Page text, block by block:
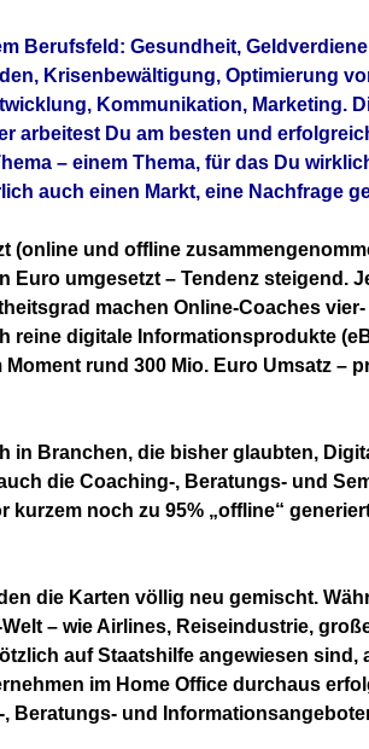
Berufsfeld: Gesundheit,
Krisenbewältigung, Optimierung
Kommunikation, Marketing.
arbeitest Du am besten und
– einem Thema, für das Du
auch einen Markt, eine Nachfrage
(online und offline
Euro umgesetzt – Tendenz steigend.
machen Online-Coaches
reine digitale Informationsprodukte
rund 300 Mio. Euro Umsatz –
in Branchen, die bisher glaubten,
die Coaching-, Beratungs- und
kurzem noch zu 95% „offline“
die Karten völlig neu gemischt.
– wie Airlines, Reiseindustrie,
auf Staatshilfe angewiesen sind,
im Home Office durchaus
Beratungs- und